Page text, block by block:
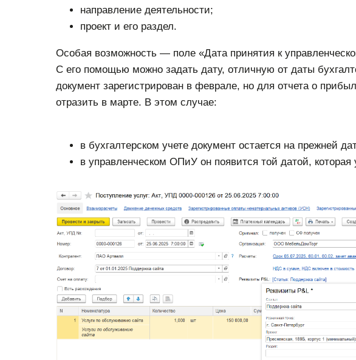
направление деятельности;
проект и его раздел.
Особая возможность — поле «Дата принятия к
С его помощью можно задать дату, отличную от даты
документ зарегистрирован в феврале, но для отчета о
отразить в марте. В этом случае:
в бухгалтерском учете документ остается на прежней
в управленческом ОПиУ он появится той датой, которая